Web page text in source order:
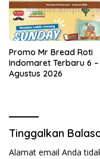
Promo Mr Bread Roti
Indomaret Terbaru 6 –
Agustus 2026
Tinggalkan
Alamat email Anda